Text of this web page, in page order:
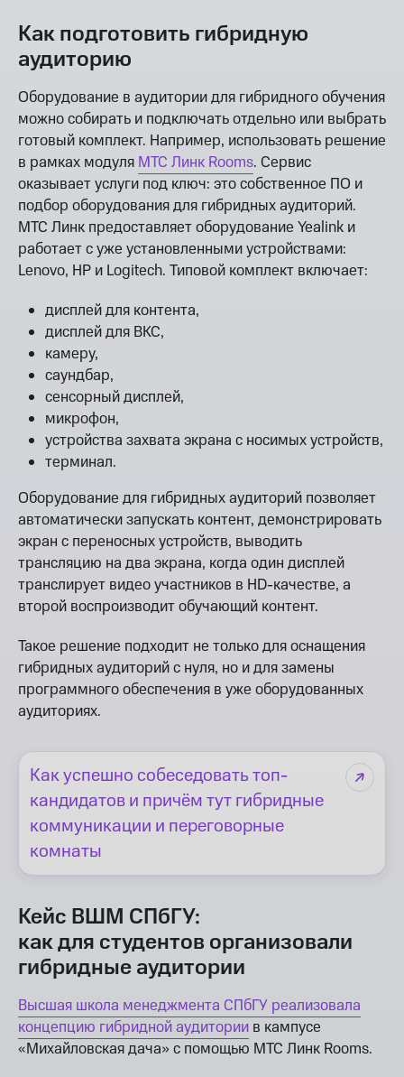
Как подготовить гибридную
аудиторию
Оборудование в аудитории для гибридного обучения
можно собирать и подключать отдельно или выбрать
готовый комплект. Например, использовать решение
в рамках модуля МТС Линк Rooms. Сервис
оказывает услуги под ключ: это собственное ПО и
подбор оборудования для гибридных аудиторий.
МТС Линк предоставляет оборудование Yealink и
работает с уже установленными устройствами:
Lenovo, HP и Logitech. Типовой комплект включает:
дисплей для контента,
дисплей для ВКС,
камеру,
саундбар,
сенсорный дисплей,
микрофон,
устройства захвата экрана с носимых устройств,
терминал.
Оборудование для гибридных аудиторий позволяет
автоматически запускать контент, демонстрировать
экран с переносных устройств, выводить
трансляцию на два экрана, когда один дисплей
транслирует видео участников в HD-качестве, а
второй воспроизводит обучающий контент.
Такое решение подходит не только для оснащения
гибридных аудиторий с нуля, но и для замены
программного обеспечения в уже оборудованных
аудиториях.
Как успешно собеседовать топ-
кандидатов и причём тут гибридные
коммуникации и переговорные
комнаты
Кейс ВШМ СПбГУ:
как для студентов организовали
гибридные аудитории
Высшая школа менеджмента СПбГУ реализовала
концепцию гибридной аудитории в кампусе
«Михайловская дача» с помощью МТС Линк Rooms.